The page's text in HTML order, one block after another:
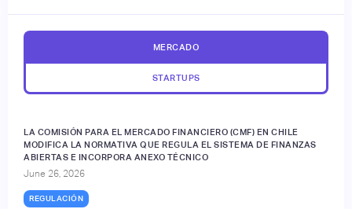
MERCADO
STARTUPS
LA COMISIÓN PARA EL MERCADO FINANCIERO (CMF) EN CHILE
MODIFICA LA NORMATIVA QUE REGULA EL SISTEMA DE FINANZAS
ABIERTAS E INCORPORA ANEXO TÉCNICO
June 26, 2026
REGULACIÓN